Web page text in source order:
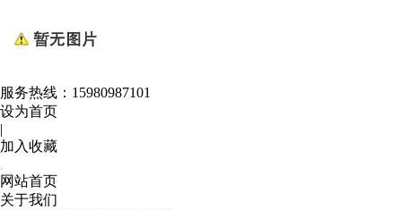
服务热线： 15980987101
设为首页
|
加入收藏
网站首页
关于我们